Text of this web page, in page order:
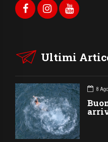
Ultimi
8